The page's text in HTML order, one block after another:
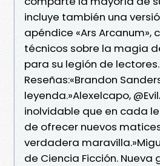
incluye también una
apéndice «Ars Arcanum»,
técnicos sobre la magia
para su legión de
Reseñas:«Brandon
leyenda.»Alexelcapo,
inolvidable que en cada
de ofrecer nuevos
verdadera
de Ciencia Ficción.